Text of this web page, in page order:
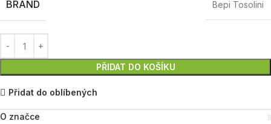
BRAND Bepi Tosolini
PŘIDAT DO KOŠÍKU
Přidat do oblíbených
O značce